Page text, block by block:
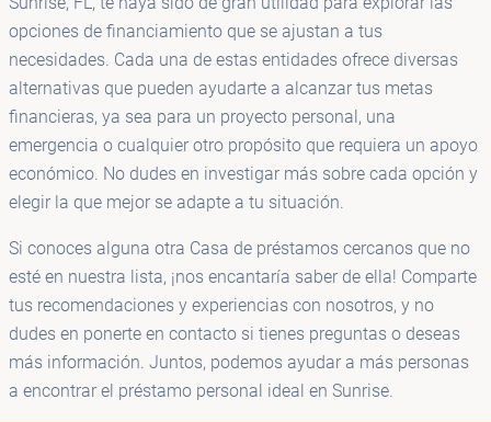
opciones de financiamiento que se ajustan a tus
necesidades. Cada una de estas entidades ofrece diversas
alternativas que pueden ayudarte a alcanzar tus metas
financieras, ya sea para un proyecto personal, una
emergencia o cualquier otro propósito que requiera un apoyo
económico. No dudes en investigar más sobre cada opción y
elegir la que mejor se adapte a tu situación.
Si conoces alguna otra Casa de préstamos cercanos que no
esté en nuestra lista, ¡nos encantaría saber de ella! Comparte
tus recomendaciones y experiencias con nosotros, y no
dudes en ponerte en contacto si tienes preguntas o deseas
más información. Juntos, podemos ayudar a más personas
a encontrar el préstamo personal ideal en Sunrise.